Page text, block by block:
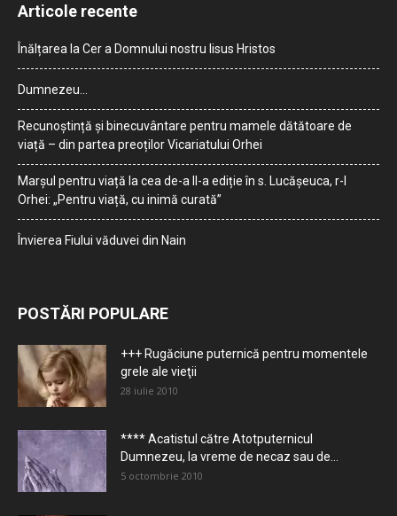
Articole recente
Înălțarea la Cer a Domnului nostru Iisus Hristos
Dumnezeu…
Recunoștință și binecuvântare pentru mamele dătătoare de
viață – din partea preoților Vicariatului Orhei
Marșul pentru viață la cea de-a II-a ediție în s. Lucășeuca, r-l
Orhei: „Pentru viață, cu inimă curată”
Învierea Fiului văduvei din Nain
POSTĂRI POPULARE
+++ Rugăciune puternică pentru momentele
grele ale vieţii
28 iulie 2010
**** Acatistul către Atotputernicul
Dumnezeu, la vreme de necaz sau de...
5 octombrie 2010